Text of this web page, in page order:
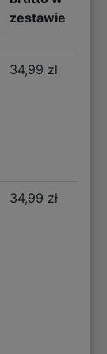
zestawie
34,99 zł
34,99 zł